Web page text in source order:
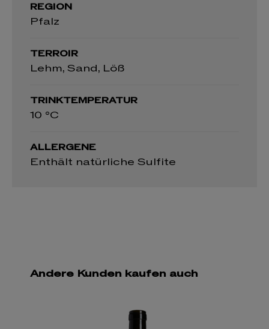
REGION
Pfalz
TERROIR
Lehm, Sand, Löß
TRINKTEMPERATUR
10 °C
ALLERGENE
Enthält natürliche Sulfite
Andere Kunden kaufen auch